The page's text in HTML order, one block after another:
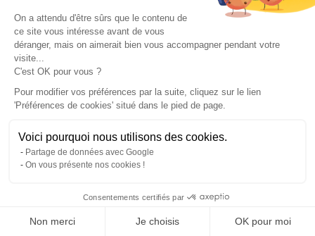
On a attendu d'être sûrs que le contenu de
ce site vous intéresse avant de vous
déranger, mais on aimerait bien vous accompagner pendant votre
visite...
C'est OK pour vous ?
Pour modifier vos préférences par la suite, cliquez sur le lien
'Préférences de cookies' situé dans le pied de page.
Voici pourquoi nous utilisons des cookies.
Partage de données avec Google
On vous présente nos cookies !
Consentements certifiés par
Non merci Je choisis OK pour moi